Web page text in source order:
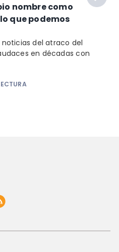
nombre como
que podemos
del atraco del
en décadas con